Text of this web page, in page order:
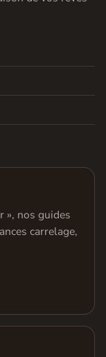
», nos guides
carrelage,